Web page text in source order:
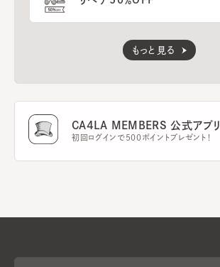
もっと見る
CA4LA MEMBERS 公式アプリ
初回ログインで500ポイントプレゼント！